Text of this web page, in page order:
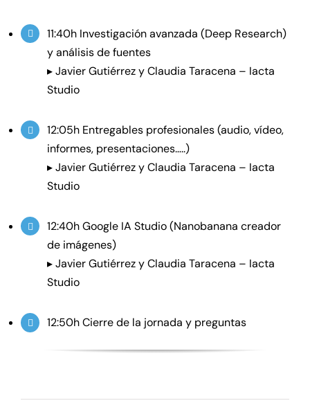
11:40h Investigación avanzada (Deep Research)
y análisis de fuentes
▸ Javier Gutiérrez y Claudia Taracena – Iacta
Studio
12:05h Entregables profesionales (audio, vídeo,
informes, presentaciones…..)
▸ Javier Gutiérrez y Claudia Taracena – Iacta
Studio
12:40h Google IA Studio (Nanobanana creador
de imágenes)
▸ Javier Gutiérrez y Claudia Taracena – Iacta
Studio
12:50h Cierre de la jornada y preguntas